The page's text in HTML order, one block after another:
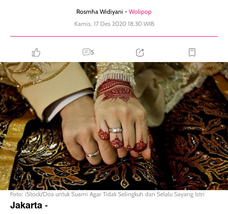
Rosmha Widiyani - Wolipop
Kamis, 17 Des 2020 18:30 WIB
5
Foto: iStock/Doa untuk Suami Agar Tidak Selingkuh dan Selalu Sayang Istri
Jakarta-